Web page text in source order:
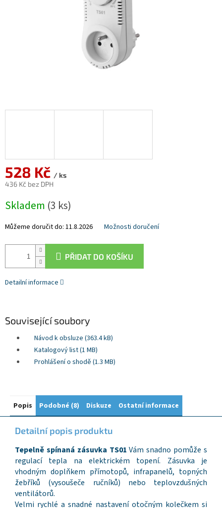
528 Kč / ks
436 Kč bez DPH
cena:
Skladem (3 ks)
Můžeme doručit do: 11.8.2026 Možnosti doručení
PŘIDAT DO KOŠÍKU
Detailní informace
Související soubory
Návod k obsluze (363.4 kB)
Katalogový list (1 MB)
Prohlášení o shodě (1.3 MB)
Popis Podobné (8) Diskuze Ostatní informace
Detailní popis produktu
Tepelně spínaná zásuvka TS01 Vám snadno pomůže s
regulací tepla na elektrickém topení. Zásuvka je
vhodným doplňkem přímotopů, infrapanelů, topných
žebříků (vysoušeče ručníků) nebo teplovzdušných
ventilátorů.
Velmi rychlé a snadné nastavení otočným kolečkem si